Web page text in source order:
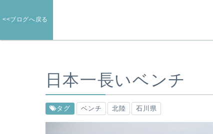
<<ブログへ戻る
日本一長いベンチ
タグ ベンチ 北陸 石川県